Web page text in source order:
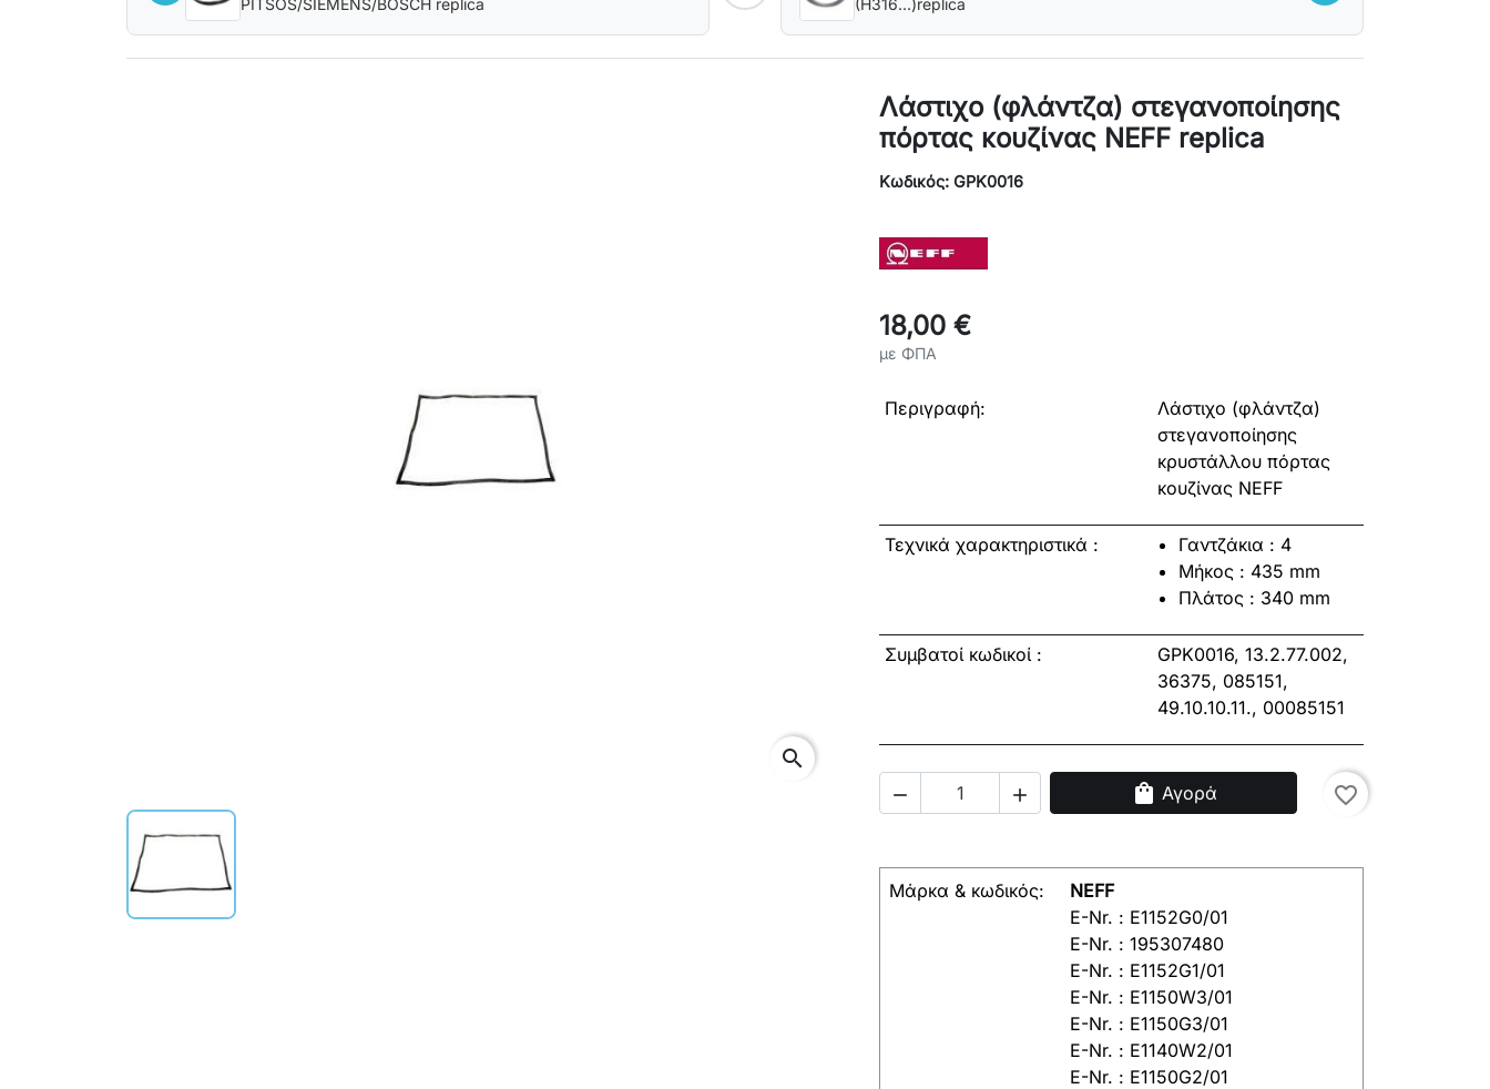
PITSOS/SIEMENS/BOSCH replica
(H316...)replica
search
Λάστιχο (φλάντζα) στεγανοποίησης
πόρτας κουζίνας NEFF replica
Κωδικός: GPK0016
18,00 €
με ΦΠΑ
Περιγραφή:
Λάστιχο (φλάντζα)
στεγανοποίησης
κρυστάλλου πόρτας
κουζίνας NEFF
Τεχνικά χαρακτηριστικά :
Γαντζάκια : 4
Μήκος : 435 mm
Πλάτος : 340 mm
Συμβατοί κωδικοί :
GPK0016, 13.2.77.002,
36375, 085151,
49.10.10.11., 00085151
  shopping_bag Αγορά favorite_border
Μάρκα & κωδικός:
NEFF
E-Nr. : E1152G0/01
E-Nr. : 195307480
E-Nr. : E1152G1/01
E-Nr. : E1150W3/01
E-Nr. : E1150G3/01
E-Nr. : E1140W2/01
E-Nr. : E1150G2/01